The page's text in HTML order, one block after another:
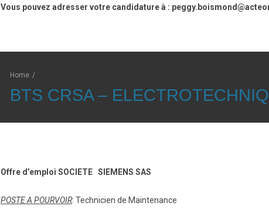
Vous pouvez adresser votre candidature à :
Home /
BTS CRSA –
Offre d’emploi SOCIETE SIEMENS SAS
POSTE A POURVOIR: Technicien de Maintenance